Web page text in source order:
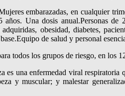
embarazadas, en cualquier
Una dosis anual.Personas
obesidad, diabetes,
de salud y personal
todos los grupos de riesgo, en
es una enfermedad viral respiratoria
y muscular; y malestar